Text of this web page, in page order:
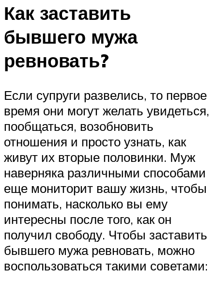
Как заставить
бывшего мужа
ревновать?
Если супруги развелись, то первое
время они могут желать увидеться,
пообщаться, возобновить
отношения и просто узнать, как
живут их вторые половинки. Муж
наверняка различными способами
еще мониторит вашу жизнь, чтобы
понимать, насколько вы ему
интересны после того, как он
получил свободу. Чтобы заставить
бывшего мужа ревновать, можно
воспользоваться такими советами: